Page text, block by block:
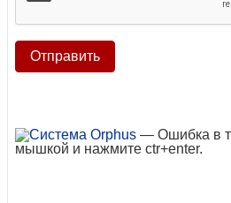
— Ошибка в
мышкой и нажмите ctr+enter.